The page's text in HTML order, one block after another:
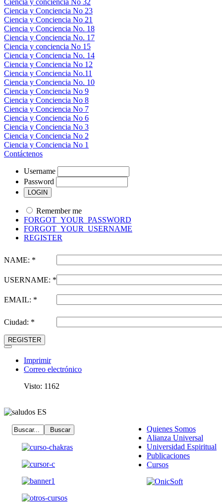
Ciencia y conciencia No 32
Ciencia y Conciencia No 23
Ciencia y Conciencia No 21
Ciencia y Conciencia No. 18
Ciencia y Conciencia No. 17
Ciencia y conciencia No 15
Ciencia y Conciencia No. 14
Ciencia y Conciencia No 12
Ciencia y Conciencia No.11
Ciencia y Conciencia No. 10
Ciencia y Conciencia No 9
Ciencia y Conciencia No 8
Ciencia y Conciencia No 7
Ciencia y Conciencia No 6
Ciencia y Conciencia No 3
Ciencia y Conciencia No 2
Ciencia y Conciencia No 1
Contáctenos
Username
Password
Remember me
FORGOT_YOUR_PASSWORD
FORGOT_YOUR_USERNAME
REGISTER
NAME: *
USERNAME: *
EMAIL: *
Ciudad: *
REGISTER
Imprimir
Correo electrónico
Visto: 1162
Quienes Somos
Alianza Universal
Universidad Espiritual
Publicaciones
Cursos